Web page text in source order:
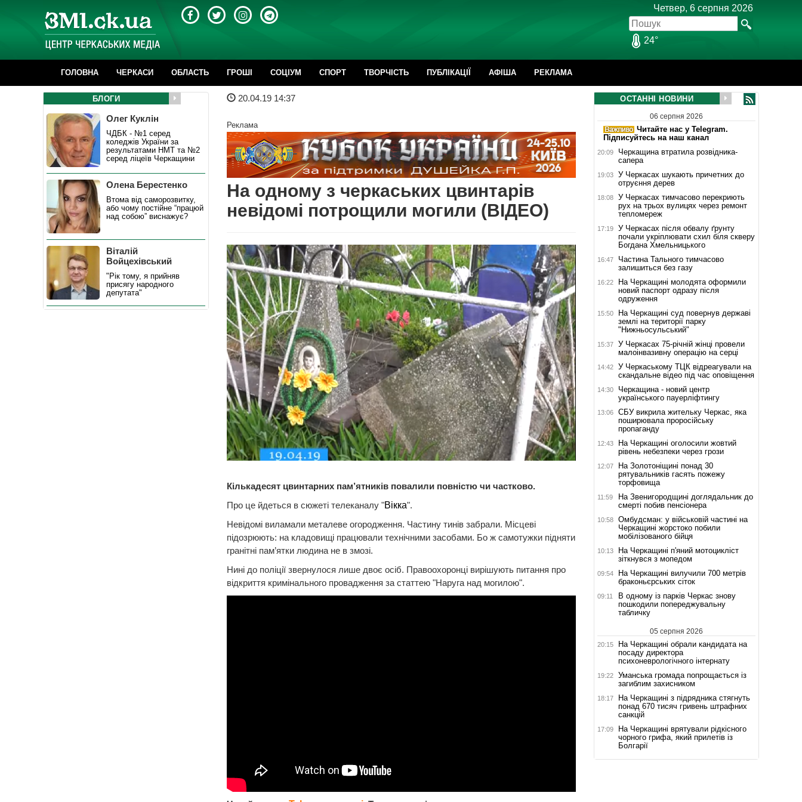
Четвер, 6 серпня 2026
24°
ГОЛОВНА ЧЕРКАСИ ОБЛАСТЬ ГРОШІ CОЦІУМ СПОРТ ТВОРЧІСТЬ ПУБЛІКАЦІЇ АФІША РЕКЛАМА
20.04.19 14:37
Реклама
На одному з черкаських цвинтарів
невідомі потрощили могили (ВІДЕО)
Кількадесят цвинтарних пам’ятників повалили повністю чи частково.
Про це йдеться в сюжеті телеканалу "Вікка".
Невідомі виламали металеве огородження. Частину тинів забрали. Місцеві
підозрюють: на кладовищі працювали технічними засобами. Бо ж самотужки підняти
гранітні пам’ятки людина не в змозі.
Нині до поліції звернулося лише двоє осіб. Правоохоронці вирішують питання про
відкриття кримінального провадження за статтею "Наруга над могилою".
БЛОГИ
Олег Куклін
ЧДБК - №1 серед
коледжів України за
результатами НМТ та №2
серед ліцеїв Черкащини
Олена Берестенко
Втома від саморозвитку,
або чому постійне “працюй
над собою” виснажує?
Віталій
Войцехівський
"Рік тому, я прийняв
присягу народного
депутата"
ОСТАННІ НОВИНИ
06 серпня 2026
Читайте нас у Telegram.
Підписуйтесь на наш канал
20:09
Черкащина втратила розвідника-
сапера
19:03
У Черкасах шукають причетних до
отруєння дерев
18:08
У Черкасах тимчасово перекриють
рух на трьох вулицях через ремонт
тепломереж
17:19
У Черкасах після обвалу ґрунту
почали укріплювати схил біля скверу
Богдана Хмельницького
16:47
Частина Тального тимчасово
залишиться без газу
16:22
На Черкащині молодята оформили
новий паспорт одразу після
одруження
15:50
На Черкащині суд повернув державі
землі на території парку
"Нижньосульський"
15:37
У Черкасах 75-річній жінці провели
малоінвазивну операцію на серці
14:42
У Черкаському ТЦК відреагували на
скандальне відео під час оповіщення
14:30
Черкащина - новий центр
українського пауерліфтингу
13:06
СБУ викрила жительку Черкас, яка
поширювала проросійську
пропаганду
12:43
На Черкащині оголосили жовтий
рівень небезпеки через грози
12:07
На Золотоніщині понад 30
рятувальників гасять пожежу
торфовища
11:59
На Звенигородщині доглядальник до
смерті побив пенсіонера
10:58
Омбудсман: у військовій частині на
Черкащині жорстоко побили
мобілізованого бійця
10:13
На Черкащині п'яний мотоцикліст
зіткнувся з мопедом
09:54
На Черкащині вилучили 700 метрів
браконьєрських сіток
09:11
В одному із парків Черкас знову
пошкодили попереджувальну
табличку
05 серпня 2026
20:15
На Черкащині обрали кандидата на
посаду директора
психоневрологічного інтернату
19:22
Уманська громада попрощається із
загиблим захисником
18:17
На Черкащині з підрядника стягнуть
понад 670 тисяч гривень штрафних
санкцій
17:09
На Черкащині врятували рідкісного
чорного грифа, який прилетів із
Болгарії